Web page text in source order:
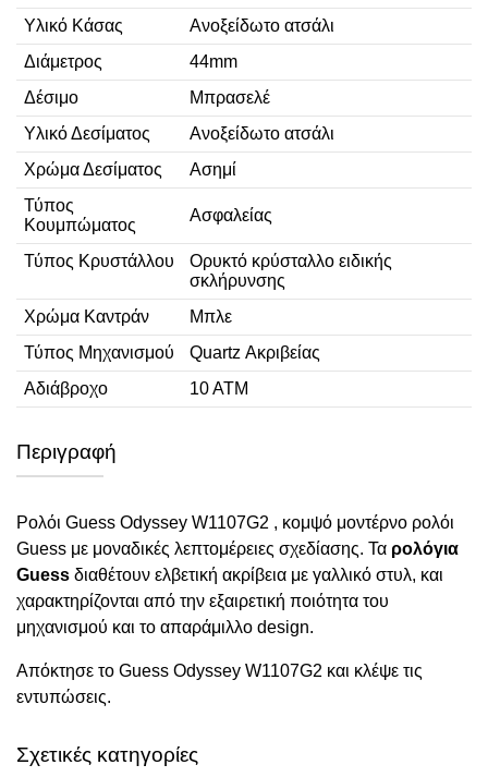
Υλικό Κάσας
Ανοξείδωτο ατσάλι
Διάμετρος
44mm
Δέσιμο
Μπρασελέ
Υλικό Δεσίματος
Ανοξείδωτο ατσάλι
Χρώμα Δεσίματος
Ασημί
Τύπος
Κουμπώματος
Ασφαλείας
Τύπος Κρυστάλλου
Ορυκτό κρύσταλλο ειδικής
σκλήρυνσης
Χρώμα Καντράν
Μπλε
Τύπος Μηχανισμού
Quartz Ακριβείας
Αδιάβροχο
10 ΑΤΜ
Περιγραφή
Ρολόι Guess Odyssey W1107G2 , κομψό μοντέρνο ρολόι
Guess με μοναδικές λεπτομέρειες σχεδίασης. Τα ρολόγια
Guess διαθέτουν ελβετική ακρίβεια με γαλλικό στυλ, και
χαρακτηρίζονται από την εξαιρετική ποιότητα του
μηχανισμού και το απαράμιλλο design.
Απόκτησε το Guess Odyssey W1107G2 και κλέψε τις
εντυπώσεις.
Σχετικές κατηγορίες